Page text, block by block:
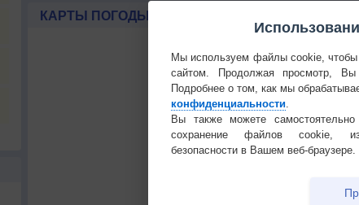
цивилизации
КАРТЫ ПОГОДЫ
Мы используем файлы cookie,
сайтом. Продолжая просмотр, Вы
Подробнее о том, как мы
конфиденциальности
Вы также можете самостоятельно
сохранение файлов cookie,
безопасности в Вашем веб-браузере.